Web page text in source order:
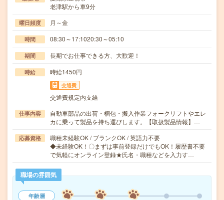
老津駅から車9分
曜日頻度 月～金
時間 08:30～17:1020:30～05:10
期間 長期でお仕事できる方、大歓迎！
時給 時給1450円
交通費
交通費規定内支給
仕事内容
自動車部品の出荷・梱包・搬入作業フォークリフトやエレ
カに乗って製品を持ち運びします。【取扱製品情報】…
応募資格
職種未経験OK / ブランクOK / 英語力不要
◆未経験OK！〇まずは事前登録だけでもOK！履歴書不要
で気軽にオンライン登録★氏名・職種などを入力す…
職場の雰囲気
年齢層